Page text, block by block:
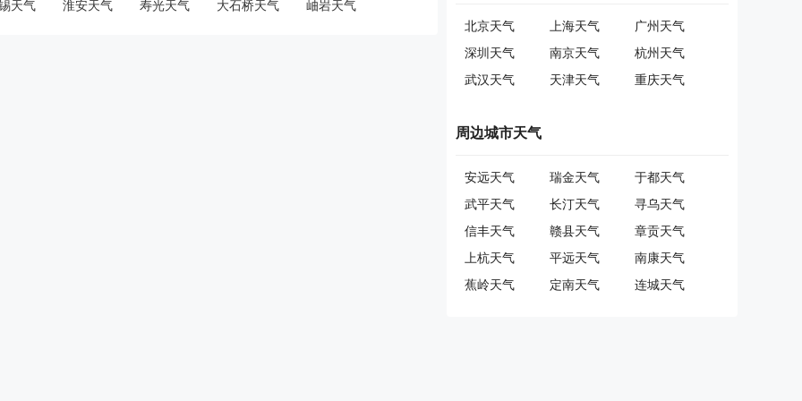
天气 淮安天气 寿光天气 大石桥天气 岫岩天气
北京天气 上海天气
广州天气
深圳天气
南京天气
杭州天气
武汉天气
天津天气 重庆天气
周边城市天气
安远天气 瑞金天气
于都天气
武平天气
长汀天气
寻乌天气
信丰天气
赣县天气
章贡天气
上杭天气
平远天气
南康天气
蕉岭天气
定南天气 连城天气